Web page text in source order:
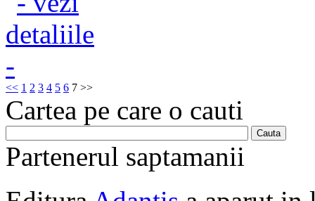
<< 1 2 3 4 5 6 7 >>
Cartea pe care o cauti
Partenerul saptamanii